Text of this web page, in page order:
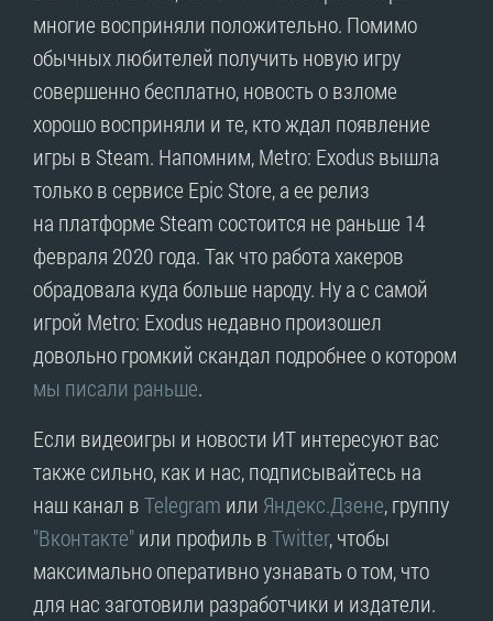
многие восприняли положительно. Помимо
обычных любителей получить новую игру
совершенно бесплатно, новость о взломе
хорошо восприняли и те, кто ждал появление
игры в Steam. Напомним, Metro: Exodus вышла
только в сервисе Epic Store, а ее релиз
на платформе Steam состоится не раньше 14
февраля 2020 года. Так что работа хакеров
обрадовала куда больше народу. Ну а с самой
игрой Metro: Exodus недавно произошел
довольно громкий скандал подробнее о котором
мы писали раньше.
Если видеоигры и новости ИТ интересуют вас
также сильно, как и нас, подписывайтесь на
наш канал вTelegram или Яндекс.Дзене, группу
"Вконтакте"или профиль вTwitter, чтобы
максимально оперативно узнавать о том, что
для нас заготовили разработчики и издатели.